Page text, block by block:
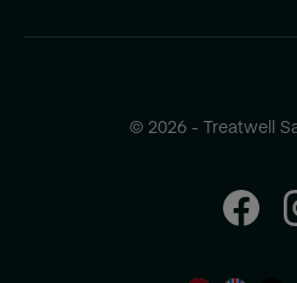
© 2026 - Treatwell